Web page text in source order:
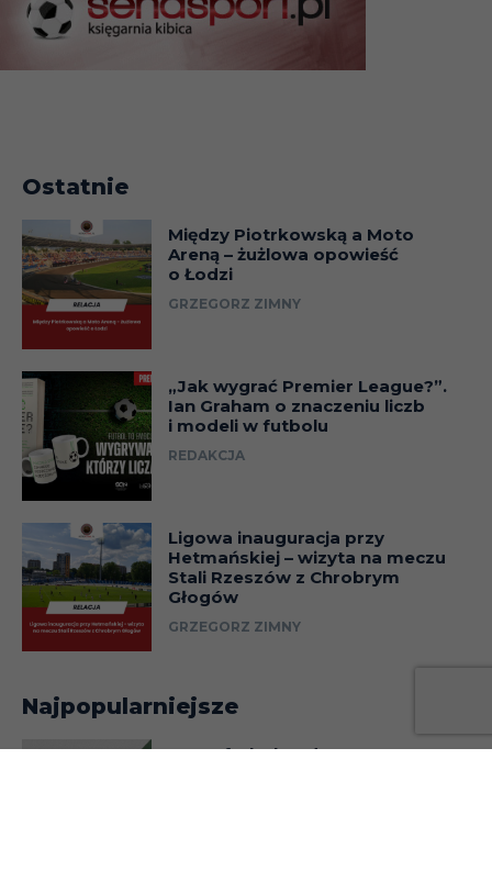
Ostatnie
Między Piotrkowską a Moto
Areną – żużlowa opowieść
o Łodzi
GRZEGORZ ZIMNY
„Jak wygrać Premier League?”.
Ian Graham o znaczeniu liczb
i modeli w futbolu
REDAKCJA
Ligowa inauguracja przy
Hetmańskiej – wizyta na meczu
Stali Rzeszów z Chrobrym
Głogów
GRZEGORZ ZIMNY
Najpopularniejsze
„Amp futbol. Jedną nogą